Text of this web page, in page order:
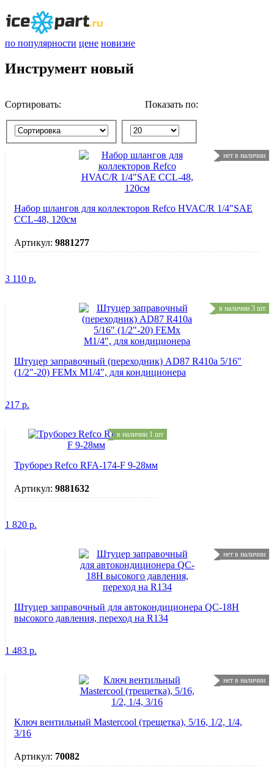
по популярности цене новизне
Инструмент новый
Сортировать: Показать по:
нет в наличии
Набор шлангов для коллекторов Refco HVAC/R 1/4"SAE
CCL-48, 120см
Артикул: 9881277
3 110 р.
в наличии 3 шт
Штуцер заправочный (переходник) AD87 R410a 5/16"
(1/2"-20) FEMx M1/4", для кондиционера
217 р.
в наличии 1 шт
Труборез Refco RFA-174-F 9-28мм
Артикул: 9881632
1 820 р.
нет в наличии
Штуцер заправочный для автокондиционера QC-18H
высокого давления, переход на R134
1 483 р.
нет в наличии
Ключ вентильный Mastercool (трещетка), 5/16, 1/2, 1/4,
3/16
Артикул: 70082